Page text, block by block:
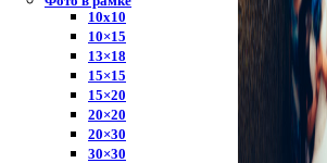
10х10
10×15
13×18
15×15
15×20
20×20
20×30
30×30